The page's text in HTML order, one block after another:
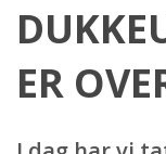
ER